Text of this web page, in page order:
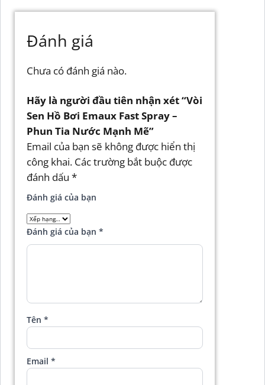
Đánh giá
Chưa có đánh giá nào.
Hãy là người đầu tiên nhận xét “Vòi
Sen Hồ Bơi Emaux Fast Spray –
Phun Tia Nước Mạnh Mẽ”
Email của bạn sẽ không được hiển thị
công khai. Các trường bắt buộc được
đánh dấu *
Đánh giá của bạn
Đánh giá của bạn *
Tên *
Email *